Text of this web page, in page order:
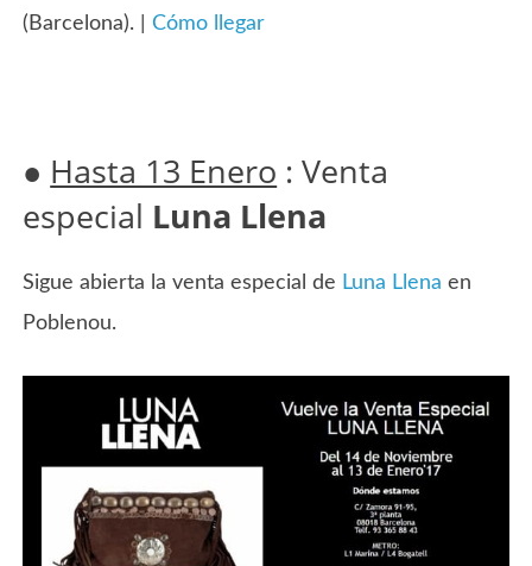
(Barcelona). |Cómo llegar
● Hasta 13 Enero : Venta
especial Luna Llena
Sigue abierta la venta especial de Luna Llena en
Poblenou.